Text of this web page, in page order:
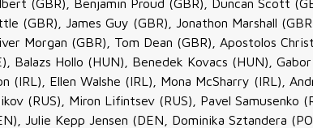
(GBR), James Guy (GBR), Jonathon Marshall
Morgan (GBR), Tom Dean (GBR), Apostolos
Balazs Hollo (HUN), Benedek Kovacs (HUN),
Ellen Walshe (IRL), Mona McSharry (IRL),
(RUS), Miron Lifintsev (RUS), Pavel Samusenko
Julie Kepp Jensen (DEN, Dominika Sztandera